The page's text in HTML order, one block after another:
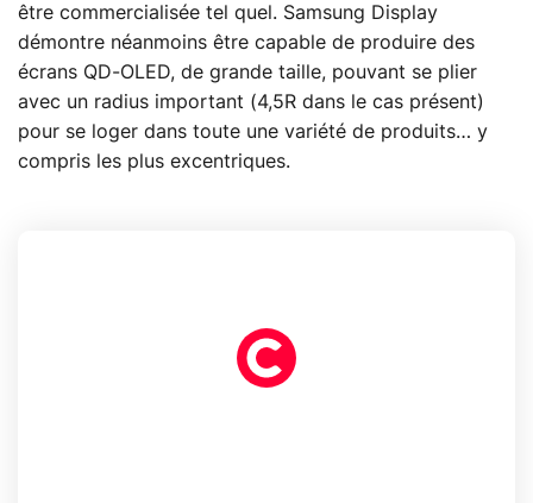
être commercialisée tel quel. Samsung Display
démontre néanmoins être capable de produire des
écrans QD-OLED, de grande taille, pouvant se plier
avec un radius important (4,5R dans le cas présent)
pour se loger dans toute une variété de produits… y
compris les plus excentriques.